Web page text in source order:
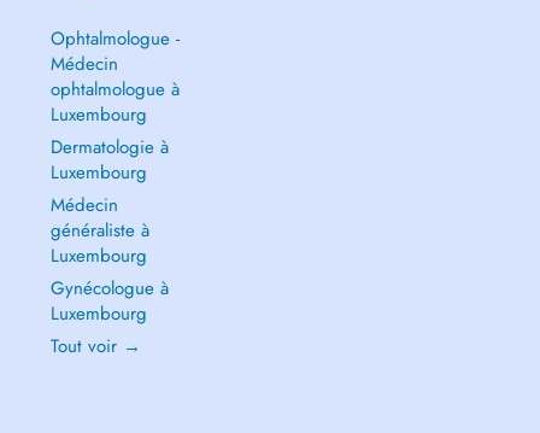
Ophtalmologue -
Médecin
ophtalmologue à
Luxembourg
Dermatologie à
Luxembourg
Médecin
généraliste à
Luxembourg
Gynécologue à
Luxembourg
Tout voir →